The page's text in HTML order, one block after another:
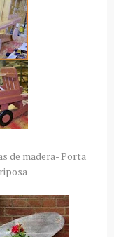
de madera- Porta